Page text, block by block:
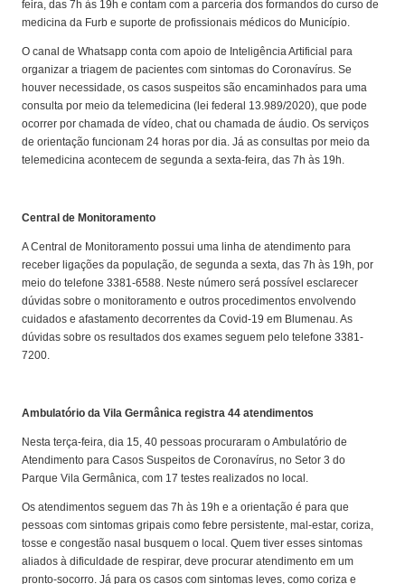
feira, das 7h às 19h e contam com a parceria dos formandos do curso de
medicina da Furb e suporte de profissionais médicos do Município.
O canal de Whatsapp conta com apoio de Inteligência Artificial para
organizar a triagem de pacientes com sintomas do Coronavírus. Se
houver necessidade, os casos suspeitos são encaminhados para uma
consulta por meio da telemedicina (lei federal 13.989/2020), que pode
ocorrer por chamada de vídeo, chat ou chamada de áudio. Os serviços
de orientação funcionam 24 horas por dia. Já as consultas por meio da
telemedicina acontecem de segunda a sexta-feira, das 7h às 19h.
Central de Monitoramento
A Central de Monitoramento possui uma linha de atendimento para
receber ligações da população, de segunda a sexta, das 7h às 19h, por
meio do telefone 3381-6588. Neste número será possível esclarecer
dúvidas sobre o monitoramento e outros procedimentos envolvendo
cuidados e afastamento decorrentes da Covid-19 em Blumenau. As
dúvidas sobre os resultados dos exames seguem pelo telefone 3381-
7200.
Ambulatório da Vila Germânica registra 44 atendimentos
Nesta terça-feira, dia 15, 40 pessoas procuraram o Ambulatório de
Atendimento para Casos Suspeitos de Coronavírus, no Setor 3 do
Parque Vila Germânica, com 17 testes realizados no local.
Os atendimentos seguem das 7h às 19h e a orientação é para que
pessoas com sintomas gripais como febre persistente, mal-estar, coriza,
tosse e congestão nasal busquem o local. Quem tiver esses sintomas
aliados à dificuldade de respirar, deve procurar atendimento em um
pronto-socorro. Já para os casos com sintomas leves, como coriza e